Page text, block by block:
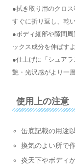
●拭き取り用のクロ
すぐに折り返し、乾
●ボディ細部や隙間
ックス成分を伸ばす
●仕上げに「シュアラ
艶・光沢感がより一
使用上の注意
缶底記載の用途
換気のよい所で
炎天下やボディ